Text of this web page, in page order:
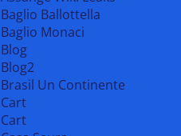
Baglio Ballottella
Baglio Monaci
Blog
Blog2
Brasil Un Continente
Cart
Cart